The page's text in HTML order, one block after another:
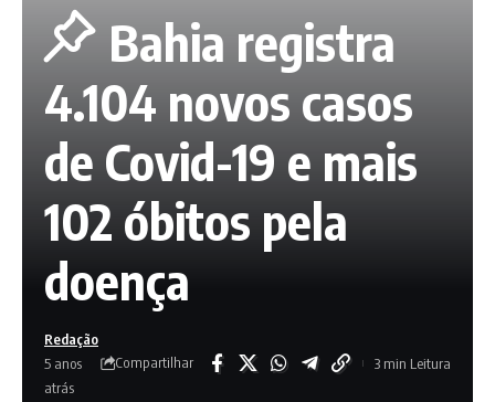
Bahia registra
4.104 novos casos
de Covid-19 e mais
102 óbitos pela
doença
Redação
5 anos
atrás
Compartilhar 3 min Leitura